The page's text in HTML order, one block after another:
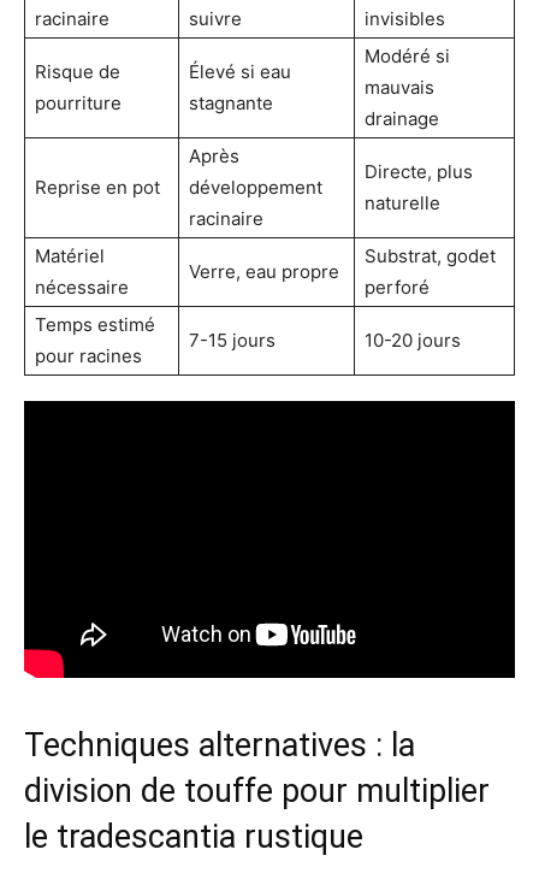
racinaire
suivre
invisibles
Risque de
pourriture
Élevé si eau
stagnante
Modéré si
mauvais
drainage
Reprise en pot
Après
développement
racinaire
Directe, plus
naturelle
Matériel
nécessaire
Verre, eau propre
Substrat, godet
perforé
Temps estimé
pour racines
7-15 jours 10-20 jours
Techniques alternatives : la
division de touffe pour multiplier
le tradescantia rustique